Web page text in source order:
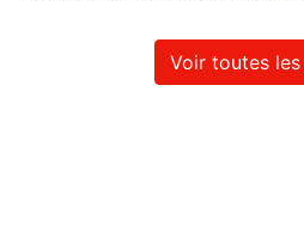
Voir toutes